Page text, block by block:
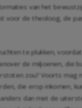
van het
de theoloog, de
te plukken,
de miljoenen, die
zou? Voorts
die erop inkomen,
dan met de